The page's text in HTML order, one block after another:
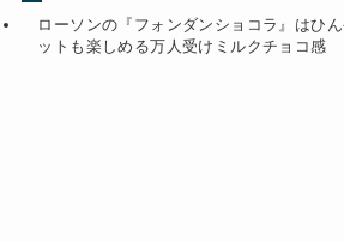
ローソンの『フォンダンショコラ』はひ
ットも楽しめる万人受けミルクチョコ感